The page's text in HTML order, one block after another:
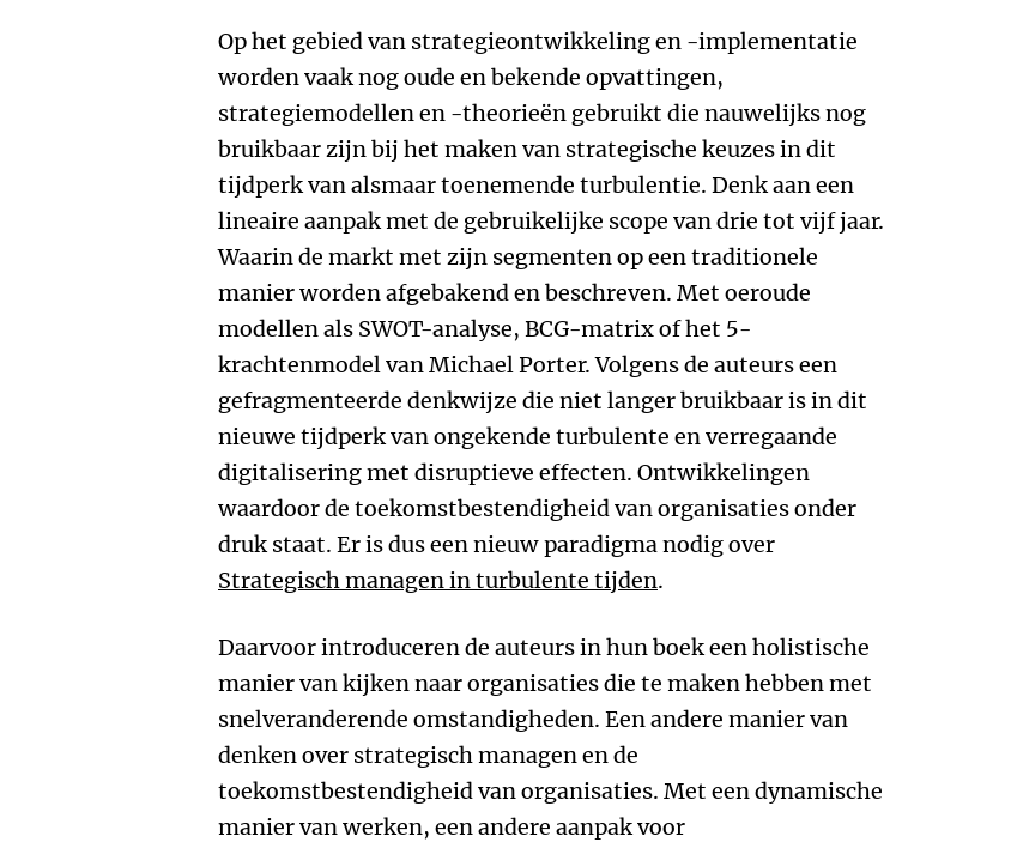
Op het gebied van strategieontwikkeling en -implementatie
worden vaak nog oude en bekende opvattingen,
strategiemodellen en -theorieën gebruikt die nauwelijks nog
bruikbaar zijn bij het maken van strategische keuzes in dit
tijdperk van alsmaar toenemende turbulentie. Denk aan een
lineaire aanpak met de gebruikelijke scope van drie tot vijf jaar.
Waarin de markt met zijn segmenten op een traditionele
manier worden afgebakend en beschreven. Met oeroude
modellen als SWOT-analyse, BCG-matrix of het 5-
krachtenmodel van Michael Porter. Volgens de auteurs een
gefragmenteerde denkwijze die niet langer bruikbaar is in dit
nieuwe tijdperk van ongekende turbulente en verregaande
digitalisering met disruptieve effecten. Ontwikkelingen
waardoor de toekomstbestendigheid van organisaties onder
druk staat. Er is dus een nieuw paradigma nodig over
Strategisch managen in turbulente tijden.
Daarvoor introduceren de auteurs in hun boek een holistische
manier van kijken naar organisaties die te maken hebben met
snelveranderende omstandigheden. Een andere manier van
denken over strategisch managen en de
toekomstbestendigheid van organisaties. Met een dynamische
manier van werken, een andere aanpak voor